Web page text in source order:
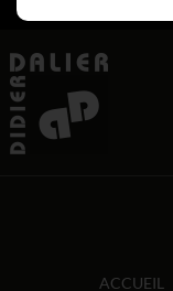
ACCUEIL